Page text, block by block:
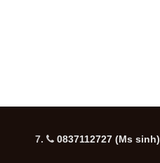
7. 0837112727 (Ms sinh)